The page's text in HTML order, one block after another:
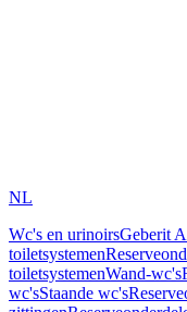
NL
Wc's en urinoirsGeberit
toiletsystemen
toiletsystemenWand-wc's
wc'sStaande wc's